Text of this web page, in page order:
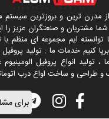
برای
از مدرن ترین و بروزترین سیستم
مشتریان و صنعتگران عزیز را
ایم مجموعه ای منظم با
کنیم خدمات ما : تولید
تولید انواع پروفیل
و طراحی و ساخت اواع درب